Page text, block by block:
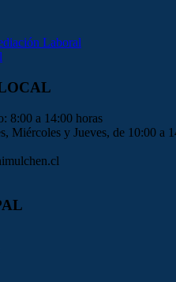
Laboral
8:00 a 14:00 horas
Miércoles y Jueves, de 10:00 a